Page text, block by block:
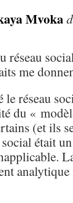
Mvoka
réseau
me
le réseau
du «
(et ils
était